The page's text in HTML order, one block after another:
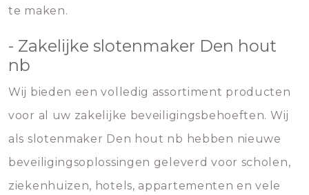
te maken.
- Zakelijke slotenmaker Den hout
nb
Wij bieden een volledig assortiment producten
voor al uw zakelijke beveiligingsbehoeften. Wij
als slotenmaker Den hout nb hebben nieuwe
beveiligingsoplossingen geleverd voor scholen,
ziekenhuizen, hotels, appartementen en vele